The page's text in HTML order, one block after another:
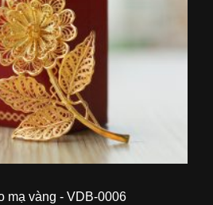
mạ vàng - VDB-0006